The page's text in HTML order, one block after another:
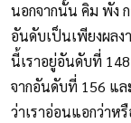
นอกจากนั้น คิม พัง
อันดับเป็นเพียงผล
นี้เราอยู่อันดับที่
จากอันดับที่ 156 แล
ว่าเราอ่อนแอกว่าห